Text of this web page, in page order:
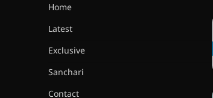
Home
Latest
Exclusive
Sanchari
Contact